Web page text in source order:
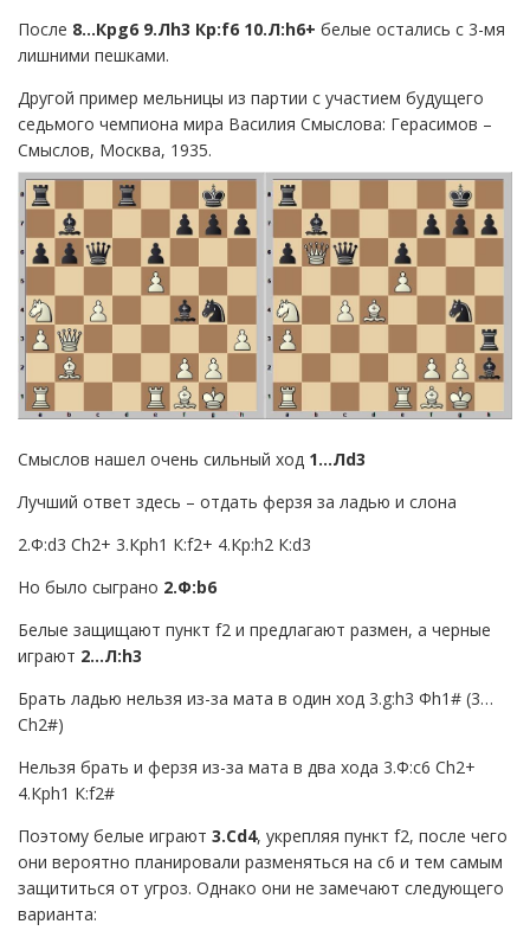
После 8…Крg6 9.Лh3 Кр:f6 10.Л:h6+ белые остались с 3-мя
лишними пешками.
Другой пример мельницы из партии с участием будущего
седьмого чемпиона мира Василия Смыслова: Герасимов –
Смыслов, Москва, 1935.
Смыслов нашел очень сильный ход 1…Лd3
Лучший ответ здесь – отдать ферзя за ладью и слона
2.Ф:d3 Сh2+ 3.Крh1 К:f2+ 4.Кр:h2 К:d3
Но было сыграно 2.Ф:b6
Белые защищают пункт f2 и предлагают размен, а черные
играют 2…Л:h3
Брать ладью нельзя из-за мата в один ход 3.g:h3 Фh1# (3…
Сh2#)
Нельзя брать и ферзя из-за мата в два хода 3.Ф:c6 Сh2+
4.Крh1 К:f2#
Поэтому белые играют 3.Сd4, укрепляя пункт f2, после чего
они вероятно планировали разменяться на c6 и тем самым
защититься от угроз. Однако они не замечают следующего
варианта: